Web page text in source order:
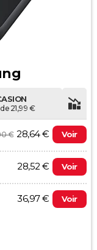
21,99 €
€ 28,64 € Voir
28,52 € Voir
36,97 € Voir